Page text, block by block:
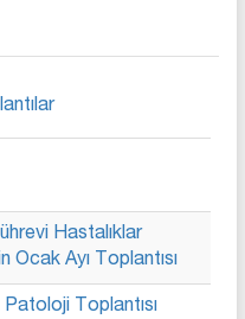
Hastalıklar
Ocak Ayı Toplantısı
Patoloji Toplantısı